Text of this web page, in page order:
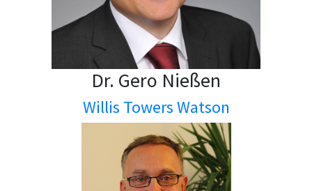
Dr. Gero Nießen
Willis Towers Watson